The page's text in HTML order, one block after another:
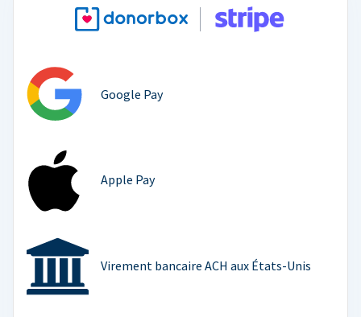
Google Pay
Apple Pay
Virement bancaire ACH aux États-Unis